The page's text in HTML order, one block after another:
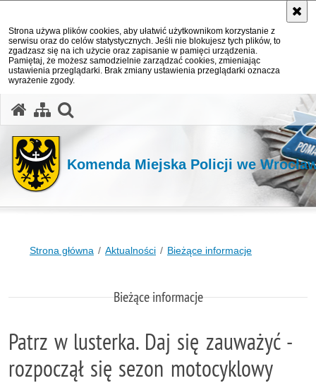
Strona używa plików cookies, aby ułatwić użytkownikom korzystanie z
serwisu oraz do celów statystycznych. Jeśli nie blokujesz tych plików, to
zgadzasz się na ich użycie oraz zapisanie w pamięci urządzenia.
Pamiętaj, że możesz samodzielnie zarządzać cookies, zmieniając
ustawienia przeglądarki. Brak zmiany ustawienia przeglądarki oznacza
wyrażenie zgody.
Komenda Miejska Policji we
Strona główna Aktualności Bieżące informacje
Bieżące informacje
Patrz w lusterka. Daj się zauważyć -
rozpoczął się sezon motocyklowy